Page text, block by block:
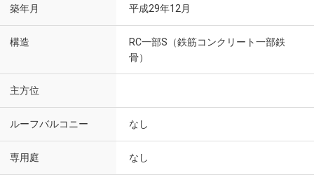
築年月 平成29年12月
構造
RC一部S（鉄筋コンクリート一部鉄
骨）
主方位
ルーフバルコニー なし
専用庭 なし